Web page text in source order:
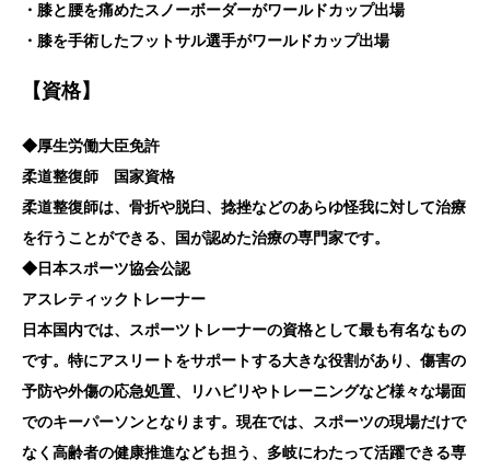
・膝と腰を痛めたスノーボーダーがワールドカップ出場
・膝を手術したフットサル選手がワールドカップ出場
【資格】
◆厚生労働大臣免許
柔道整復師 国家資格
柔道整復師は、骨折や脱臼、捻挫などのあらゆ怪我に対して治療
を行うことができる、国が認めた治療の専門家です。
◆日本スポーツ協会公認
アスレティックトレーナー
日本国内では、スポーツトレーナーの資格として最も有名なもの
です。特にアスリートをサポートする大きな役割があり、傷害の
予防や外傷の応急処置、リハビリやトレーニングなど様々な場面
でのキーパーソンとなります。現在では、スポーツの現場だけで
なく高齢者の健康推進なども担う、多岐にわたって活躍できる専